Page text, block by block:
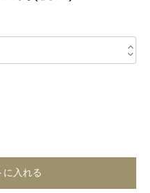
に入れる